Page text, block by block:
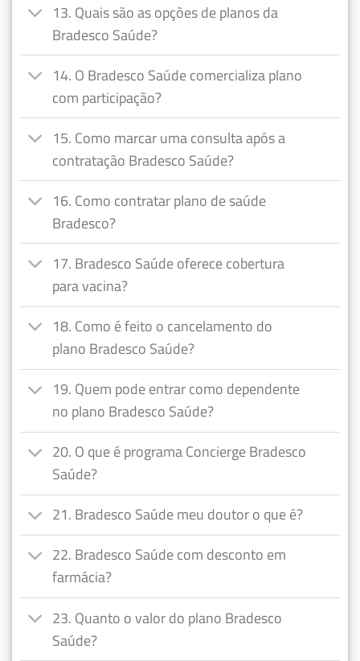
13. Quais são as opções de planos da
Bradesco Saúde?
14. O Bradesco Saúde comercializa plano
com participação?
15. Como marcar uma consulta após a
contratação Bradesco Saúde?
16. Como contratar plano de saúde
Bradesco?
17. Bradesco Saúde oferece cobertura
para vacina?
18. Como é feito o cancelamento do
plano Bradesco Saúde?
19. Quem pode entrar como dependente
no plano Bradesco Saúde?
20. O que é programa Concierge Bradesco
Saúde?
21. Bradesco Saúde meu doutor o que é?
22. Bradesco Saúde com desconto em
farmácia?
23. Quanto o valor do plano Bradesco
Saúde?